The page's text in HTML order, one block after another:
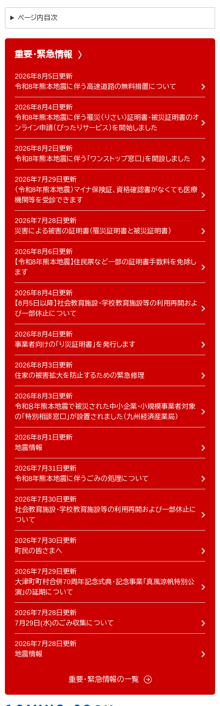
ページ内目次
重要・緊急情報
2026年8月5日更新
令和8年熊本地震に伴う高速道路の無料措置について
2026年8月4日更新
令和8年熊本地震に伴う罹災（りさい）証明書・被災証明書のオ
ンライン申請（ぴったりサービス）を開始しました
2026年8月2日更新
令和8年熊本地震に伴う「ワンストップ窓口」を開設しました
2026年7月29日更新
（令和8年熊本地震）マイナ保険証、資格確認書がなくても医療
機関等を受診できます
2026年7月28日更新
災害による被害の証明書（罹災証明書と被災証明書）
2026年8月6日更新
【令和8年熊本地震】住民票など一部の証明書手数料を免除し
ます
2026年8月4日更新
【8月5日以降】社会教育施設・学校教育施設等の利用再開およ
び一部休止について
2026年8月4日更新
事業者向けの「り災証明書」を発行します
2026年8月3日更新
住家の被害拡大を防止するための緊急修理
2026年8月3日更新
令和８年熊本地震で被災された中小企業・小規模事業者対象
の「特別相談窓口」が設置されました（九州経済産業局）
2026年8月1日更新
地震情報
2026年7月31日更新
令和8年熊本地震に伴うごみの処理について
2026年7月30日更新
社会教育施設・学校教育施設等の利用再開および一部休止に
ついて
2026年7月30日更新
町民の皆さまへ
2026年7月29日更新
大津町町村合併70周年記念式典・記念事業「真風涼帆特別公
演」の延期について
2026年7月28日更新
7月29日(水)のごみ収集について
2026年7月28日更新
地震情報
重要・緊急情報の一覧